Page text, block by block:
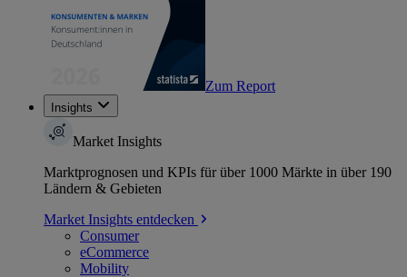
Zum Report
Insights
Market Insights
Marktprognosen und KPIs für über 1000 Märkte in über 190
Ländern & Gebieten
Market Insights entdecken
Consumer
eCommerce
Mobility